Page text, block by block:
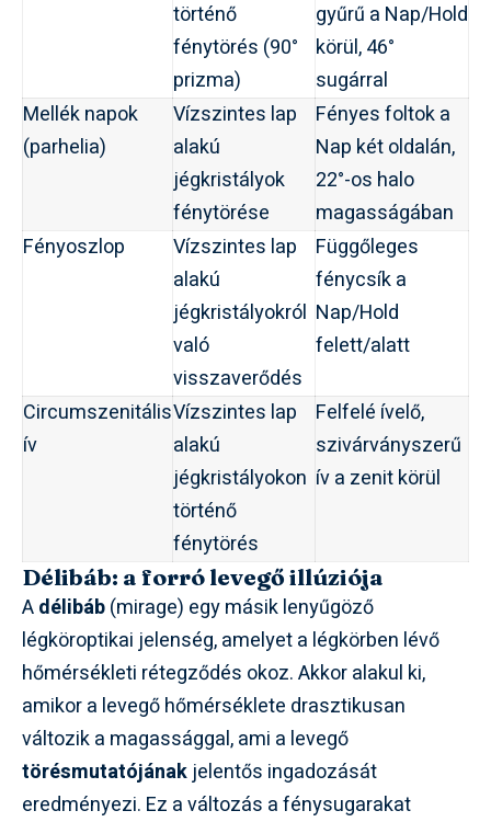
történő
fénytörés (90°
prizma)
gyűrű a Nap/Hold
körül, 46°
sugárral
Mellék napok
(parhelia)
Vízszintes lap
alakú
jégkristályok
fénytörése
Fényes foltok a
Nap két oldalán,
22°-os halo
magasságában
Fényoszlop
Vízszintes lap
alakú
jégkristályokról
való
visszaverődés
Függőleges
fénycsík a
Nap/Hold
felett/alatt
Circumszenitális
ív
Vízszintes lap
alakú
jégkristályokon
történő
fénytörés
Felfelé ívelő,
szivárványszerű
ív a zenit körül
Délibáb: a forró levegő illúziója
Adélibáb(mirage) egy másik lenyűgöző
légköroptikai jelenség, amelyet a légkörben lévő
hőmérsékleti rétegződés okoz. Akkor alakul ki,
amikor a levegő hőmérséklete drasztikusan
változik a magassággal, ami a levegő
törésmutatójának jelentős ingadozását
eredményezi. Ez a változás a fénysugarakat